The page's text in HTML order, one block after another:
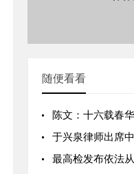
随便看看
陈文：十六载春华秋
于兴泉律师出席中国政法大学
最高检发布依法从严惩治2021年至